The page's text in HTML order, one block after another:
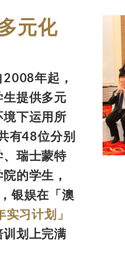
元化
年起，
提供多元
下运用所
有48位分别
瑞士蒙特
的学生，
银娱在「澳
实习计划」
划上完满